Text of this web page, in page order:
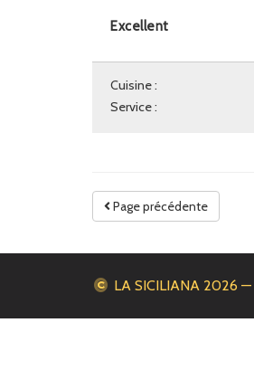
Excellent
Cuisine :
Service :
Page précédente
LA SICILIANA 2026 —